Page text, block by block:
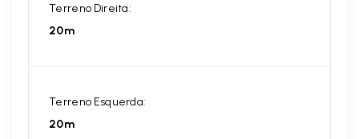
Terreno Direita:
20m
Terreno Esquerda:
20m